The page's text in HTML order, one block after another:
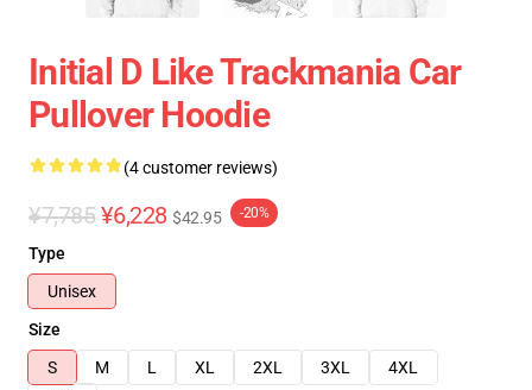
Initial D Like Trackmania Car
Pullover Hoodie
(4 customer reviews)
¥7,785 ¥6,228 $42.95 -20%
Type
Unisex
Size
S
M L XL 2XL 3XL
4XL